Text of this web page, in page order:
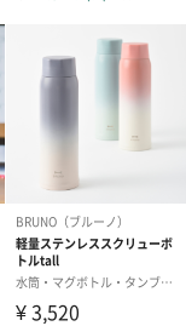
たタオルです。滑
と構成本数の多さ
性
祝い×女友達
#親戚女性
#部下男性
#弟 #女子大学生
#上司女性